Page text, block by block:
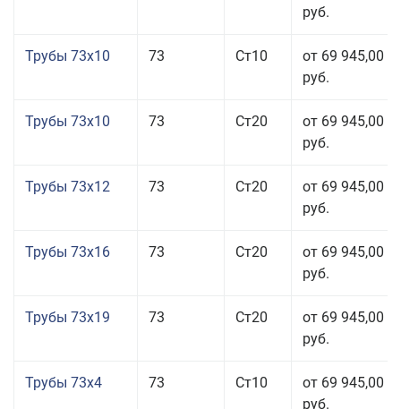
руб.
Трубы 73x10 73 Ст10
от 69 945,00
руб.
Трубы 73x10 73 Ст20
от 69 945,00
руб.
Трубы 73x12 73 Ст20
от 69 945,00
руб.
Трубы 73x16 73 Ст20
от 69 945,00
руб.
Трубы 73x19 73 Ст20
от 69 945,00
руб.
Трубы 73x4 73 Ст10
от 69 945,00
руб.